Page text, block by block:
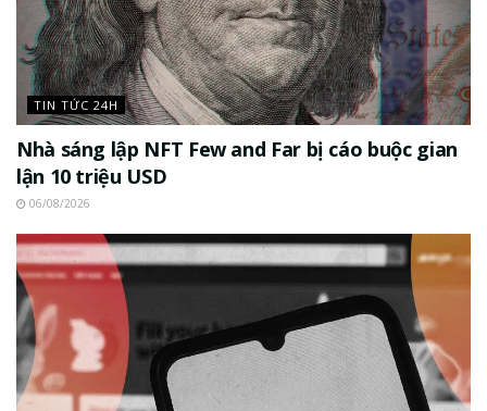
TIN TỨC 24H
Nhà sáng lập NFT Few and Far bị cáo buộc gian
lận 10 triệu USD
06/08/2026